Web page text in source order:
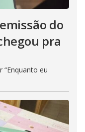
do
pra
eu